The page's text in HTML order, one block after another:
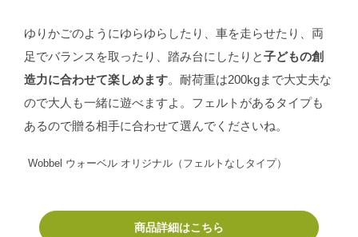
ゆりかごのようにゆらゆらしたり、車を走らせたり、両
足でバランスを取ったり、踏み台にしたりと子どもの創
造力に合わせて楽しめます。耐荷重は200kgまで大丈夫な
ので大人も一緒に遊べますよ。フェルトがあるタイプも
あるので贈る相手に合わせて選んでくださいね。
Wobbel ウォーベル オリジナル（フェルトなしタイプ）
商品詳細はこちら